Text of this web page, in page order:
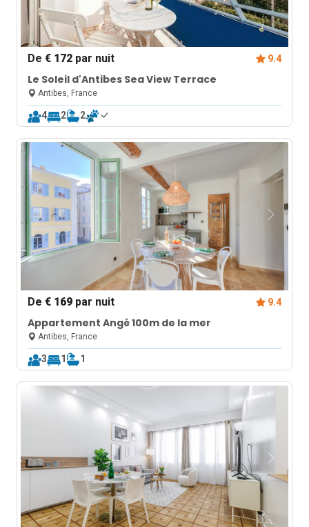
De€ 172 par nuit 9.4
Le Soleil d'Antibes Sea View Terrace
Antibes, France
4 2 2
De€ 169 par nuit 9.4
Appartement Angé 100m de la mer
Antibes, France
3 1 1